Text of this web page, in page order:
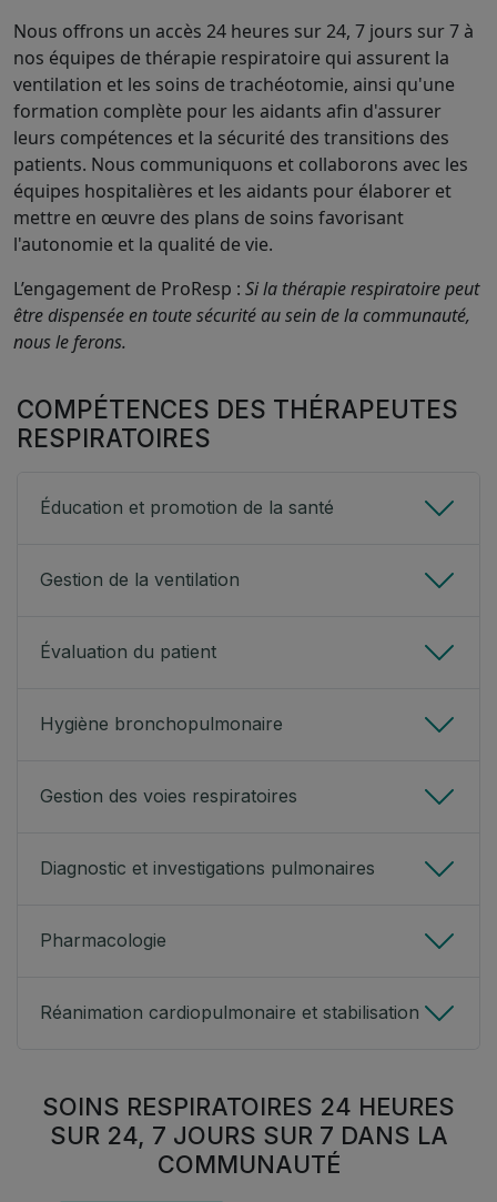
Nous offrons un accès 24 heures sur 24, 7 jours sur 7 à
nos équipes de thérapie respiratoire qui assurent la
ventilation et les soins de trachéotomie, ainsi qu'une
formation complète pour les aidants afin d'assurer
leurs compétences et la sécurité des transitions des
patients. Nous communiquons et collaborons avec les
équipes hospitalières et les aidants pour élaborer et
mettre en œuvre des plans de soins favorisant
l'autonomie et la qualité de vie.
L’engagement de ProResp : Si la thérapie respiratoire peut
être dispensée en toute sécurité au sein de la communauté,
nous le ferons.
COMPÉTENCES DES THÉRAPEUTES
RESPIRATOIRES
Éducation et promotion de la santé
Gestion de la ventilation
Évaluation du patient
Hygiène bronchopulmonaire
Gestion des voies respiratoires
Diagnostic et investigations pulmonaires
Pharmacologie
Réanimation cardiopulmonaire et stabilisation
SOINS RESPIRATOIRES 24 HEURES
SUR 24, 7 JOURS SUR 7 DANS LA
COMMUNAUTÉ